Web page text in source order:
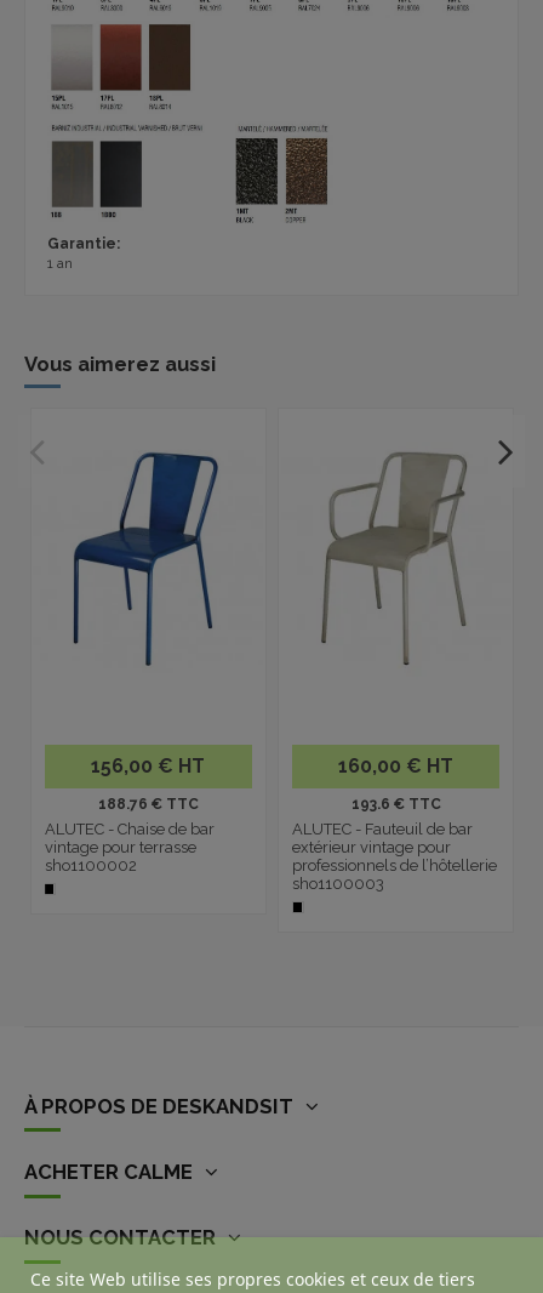
Garantie:
1 an
Vous aimerez aussi
156,00 € HT
188.76 € TTC
ALUTEC - Chaise de bar
vintage pour terrasse
sho1100002
160,00 € HT
193.6 € TTC
ALUTEC - Fauteuil de bar
extérieur vintage pour
professionnels de l’hôtellerie
sho1100003
À PROPOS DE DESKANDSIT
ACHETER CALME
NOUS CONTACTER
Ce site Web utilise ses propres cookies et ceux de tiers